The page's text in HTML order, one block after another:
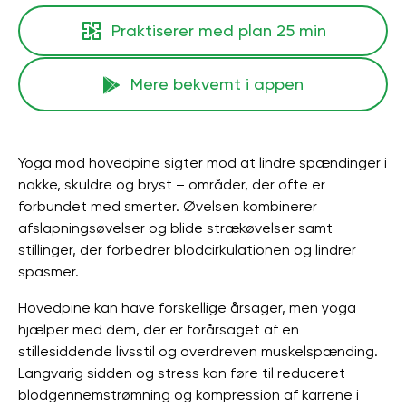
Praktiserer med plan 25 min
Mere bekvemt i appen
Yoga mod hovedpine sigter mod at lindre spændinger i
nakke, skuldre og bryst – områder, der ofte er
forbundet med smerter. Øvelsen kombinerer
afslapningsøvelser og blide strækøvelser samt
stillinger, der forbedrer blodcirkulationen og lindrer
spasmer.
Hovedpine kan have forskellige årsager, men yoga
hjælper med dem, der er forårsaget af en
stillesiddende livsstil og overdreven muskelspænding.
Langvarig sidden og stress kan føre til reduceret
blodgennemstrømning og kompression af karrene i